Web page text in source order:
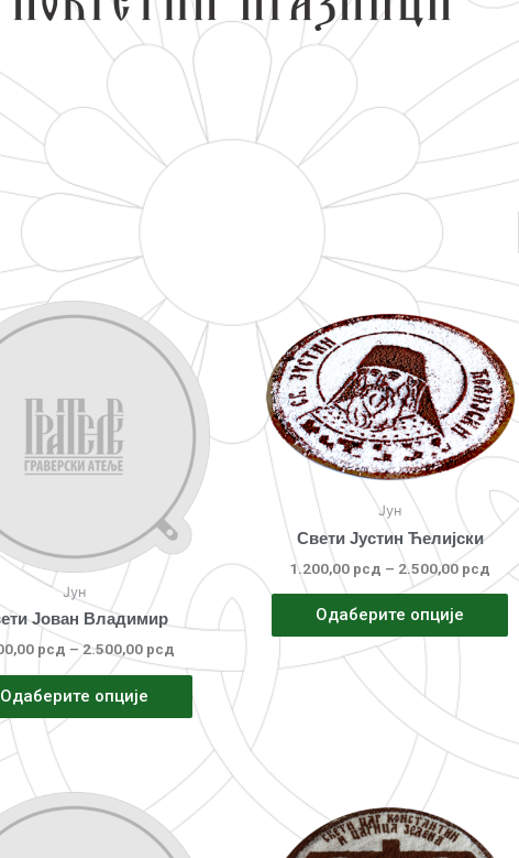
Јун
Јован Владимир
рсд –2.500,00 рсд
Одаберите опције
Јун
Свети Јустин Ћелијски
1.200,00 рсд – 2.500,00 рсд
Одаберите опције